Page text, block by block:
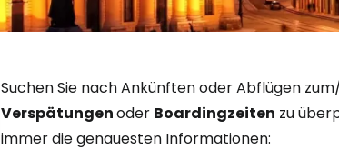
Suchen Sie nach Ankünften oder Abflügen
Verspätungenoder Boardingzeiten zu
immer die genauesten Informationen:
... die weltweite Reise-